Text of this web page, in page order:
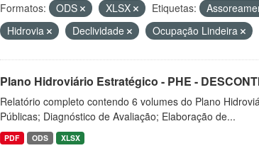
Formatos: ODS XLSX Etiquetas:
Hidrovia
Declividade Ocupação Lindeira
Plano Hidroviário Estratégico - PHE -
Relatório completo contendo 6 volumes do Plano
Públicas; Diagnóstico de Avaliação; Elaboração de...
PDF ODS XLSX